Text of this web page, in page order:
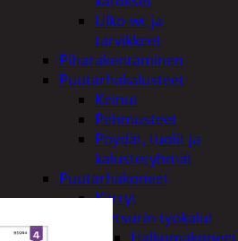
Ulko-wc ja
tarvikkeet
Piharakentaminen
Puutarhakalusteet
Keinut
Pehmusteet
Pöydät, tuolit ja
kalusteryhmät
Puutarhakoneet
Kärryt
Metsurin työkalut